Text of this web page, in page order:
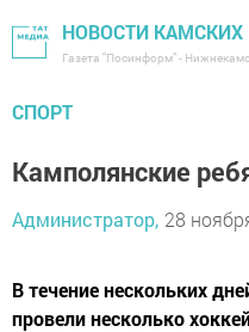
НОВОСТИ
Газета "Посинформ" -
СПОРТ
Камполянские
Администратор, 28
В течение нескольких
провели несколько